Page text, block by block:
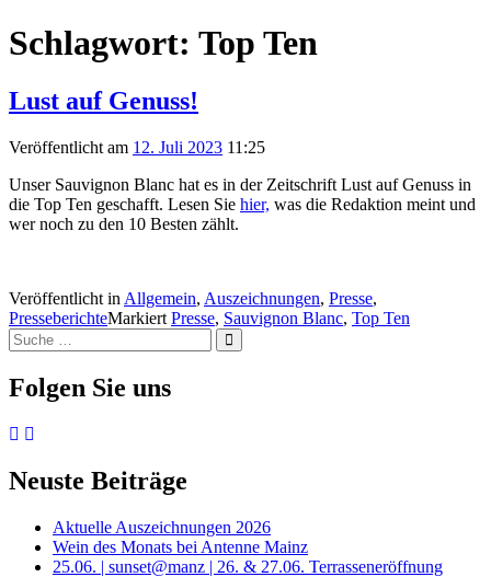
Schlagwort: Top Ten
Lust auf Genuss!
Veröffentlicht am 12. Juli 2023 11:25
Unser Sauvignon Blanc hat es in der Zeitschrift Lust auf Genuss in
die Top Ten geschafft. Lesen Sie hier, was die Redaktion meint und
wer noch zu den 10 Besten zählt.
Veröffentlicht in Allgemein, Auszeichnungen, Presse,
PresseberichteMarkiert Presse, Sauvignon Blanc, Top Ten
Suche
nach:
Folgen Sie uns
Neuste Beiträge
Aktuelle Auszeichnungen 2026
Wein des Monats bei Antenne Mainz
25.06. | sunset@manz | 26. & 27.06. Terrasseneröffnung